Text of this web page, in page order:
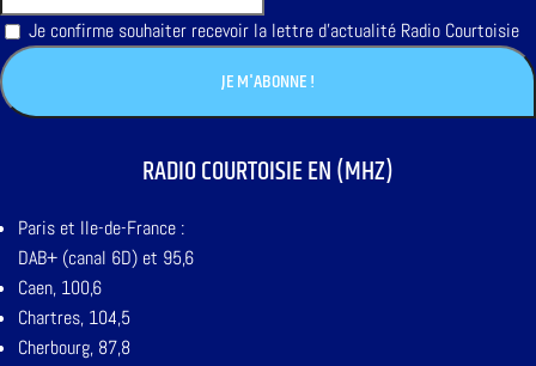
Je confirme souhaiter recevoir la lettre d'actualité Radio Courtoisie
RADIO COURTOISIE EN (MHZ)
Paris et Ile-de-France :
DAB+ (canal 6D) et 95,6
Caen, 100,6
Chartres, 104,5
Cherbourg, 87,8